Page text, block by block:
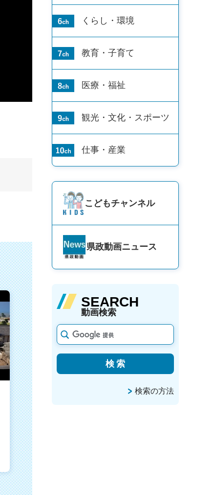
くらし・環境
教育・子育て
医療・福祉
観光・文化・ スポーツ
仕事・産業
こどもチャンネル
県政動画ニュース
SEARCH
動画検索
検索の方法